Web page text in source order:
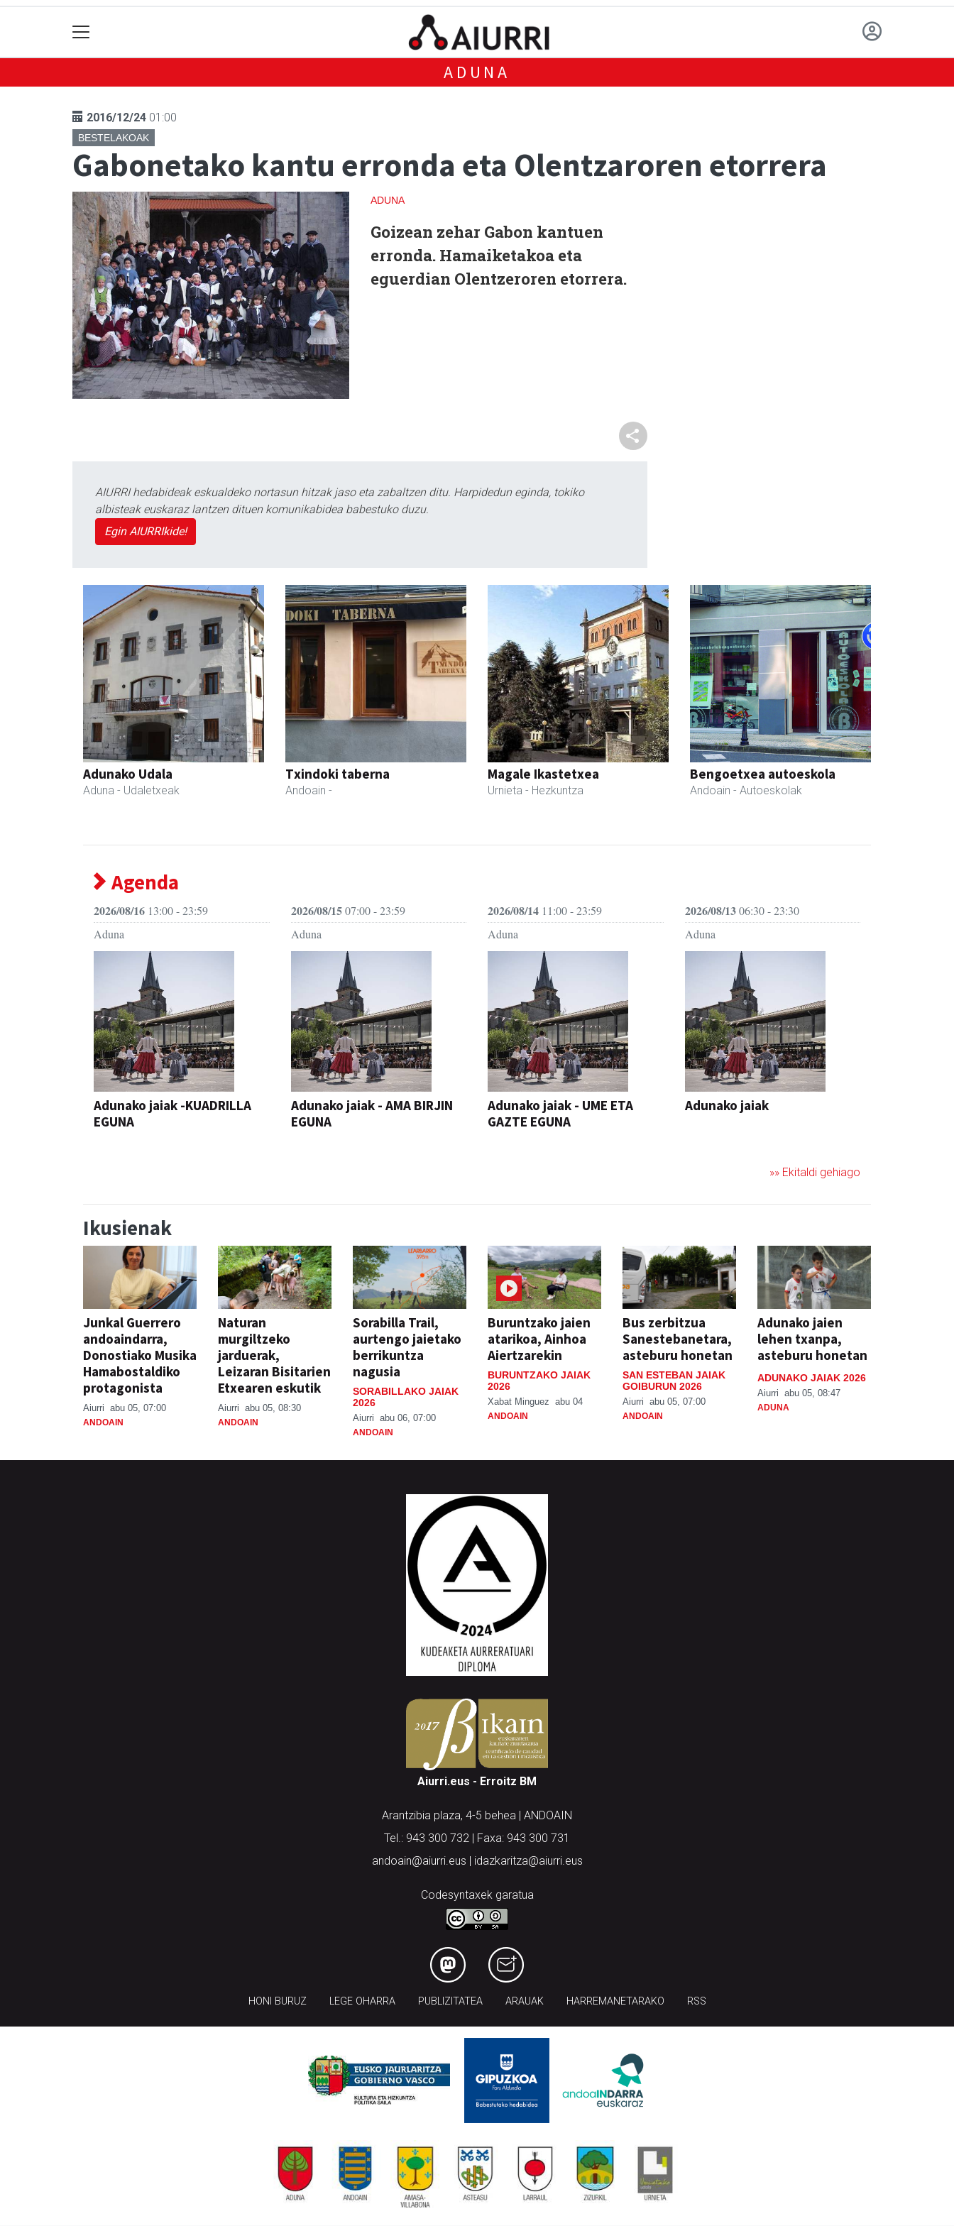
ADUNA
2016/12/24 01:00
BESTELAKOAK
Gabonetako kantu erronda eta Olentzaroren etorrera
ADUNA
Goizean zehar Gabon kantuen
erronda. Hamaiketakoa eta
eguerdian Olentzeroren etorrera.
AIURRI hedabideak eskualdeko nortasun hitzak jaso eta zabaltzen ditu. Harpidedun eginda, tokiko
albisteak euskaraz lantzen dituen komunikabidea babestuko duzu.
Egin AIURRIkide!
Adunako Udala
Aduna - Udaletxeak
Txindoki taberna
Andoain -
Magale Ikastetxea
Urnieta - Hezkuntza
Bengoetxea autoeskola
Andoain - Autoeskolak
Agenda
2026/08/16 13:00 - 23:59
Aduna
Adunako jaiak -KUADRILLA
EGUNA
2026/08/1507:00 - 23:59
Aduna
Adunako jaiak - AMA BIRJIN
EGUNA
2026/08/14 11:00 - 23:59
Aduna
Adunako jaiak - UME ETA
GAZTE EGUNA
2026/08/1306:30 - 23:30
Aduna
Adunako jaiak
»» Ekitaldi gehiago
Ikusienak
Junkal Guerrero
andoaindarra,
Donostiako Musika
Hamabostaldiko
protagonista
Aiurri abu 05, 07:00
ANDOAIN
Naturan
murgiltzeko
jarduerak,
Leizaran Bisitarien
Etxearen eskutik
Aiurri abu 05, 08:30
ANDOAIN
Sorabilla Trail,
aurtengo jaietako
berrikuntza
nagusia
SORABILLAKO JAIAK
2026
Aiurri abu 06, 07:00
ANDOAIN
Buruntzako jaien
atarikoa, Ainhoa
Aiertzarekin
BURUNTZAKO JAIAK
2026
Xabat Minguez abu 04
ANDOAIN
Bus zerbitzua
Sanestebanetara,
asteburu honetan
SAN ESTEBAN JAIAK
GOIBURUN 2026
Aiurri abu 05, 07:00
ANDOAIN
Adunako jaien
lehen txanpa,
asteburu honetan
ADUNAKO JAIAK 2026
Aiurri abu 05, 08:47
ADUNA
Aiurri.eus - Erroitz BM
Arantzibia plaza, 4-5 behea | ANDOAIN
Tel.: 943 300 732 | Faxa: 943 300 731
andoain@aiurri.eus | idazkaritza@aiurri.eus
Codesyntaxek garatua
HONI BURUZ LEGE OHARRA PUBLIZITATEA ARAUAK HARREMANETARAKO RSS